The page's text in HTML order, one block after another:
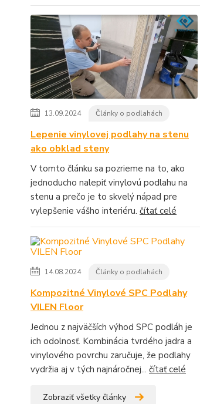
13.09.2024 Články o podlahách
Lepenie vinylovej podlahy na stenu
ako obklad steny
V tomto článku sa pozrieme na to, ako
jednoducho nalepiť vinylovú podlahu na
stenu a prečo je to skvelý nápad pre
vylepšenie vášho interiéru. čítať celé
14.08.2024 Články o podlahách
Kompozitné Vinylové SPC Podlahy
VILEN Floor
Jednou z najväčších výhod SPC podláh je
ich odolnosť. Kombinácia tvrdého jadra a
vinylového povrchu zaručuje, že podlahy
vydržia aj v tých najnáročnej... čítať celé
Zobraziť všetky články